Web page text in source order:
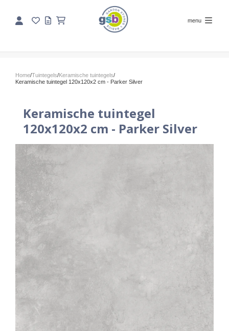
menu
Home/Tuintegels/Keramische tuintegels/
Keramische tuintegel 120x120x2 cm - Parker Silver
Keramische tuintegel
120x120x2 cm - Parker Silver